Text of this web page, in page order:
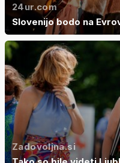
24ur.com
Slovenijo bodo na
Zadovoljna.si